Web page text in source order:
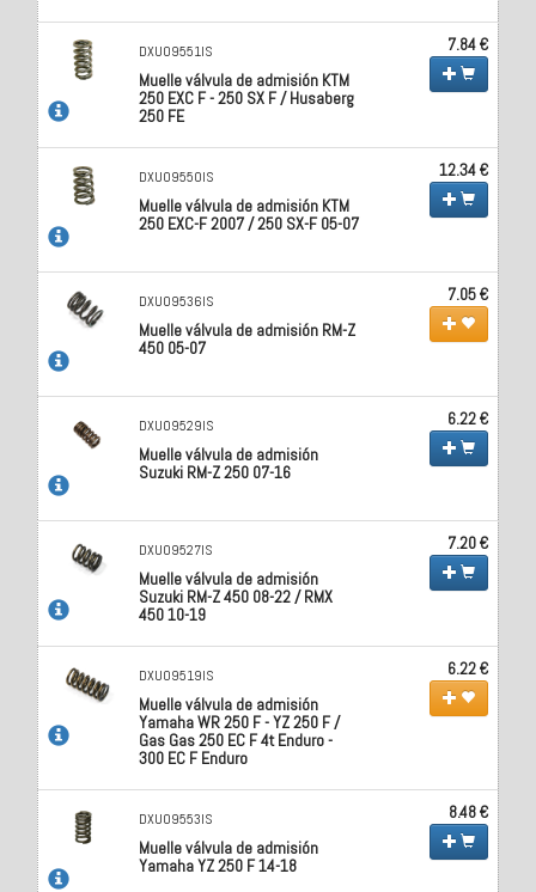
DXU09551IS
Muelle válvula de admisión KTM
250 EXC F - 250 SX F / Husaberg
250 FE
7.84 €
DXU09550IS
Muelle válvula de admisión KTM
250 EXC-F 2007 / 250 SX-F 05-07
12.34 €
DXU09536IS
Muelle válvula de admisión RM-Z
450 05-07
7.05 €
DXU09529IS
Muelle válvula de admisión
Suzuki RM-Z 250 07-16
6.22 €
DXU09527IS
Muelle válvula de admisión
Suzuki RM-Z 450 08-22 / RMX
450 10-19
7.20 €
DXU09519IS
Muelle válvula de admisión
Yamaha WR 250 F - YZ 250 F /
Gas Gas 250 EC F 4t Enduro -
300 EC F Enduro
6.22 €
DXU09553IS
Muelle válvula de admisión
Yamaha YZ 250 F 14-18
8.48 €